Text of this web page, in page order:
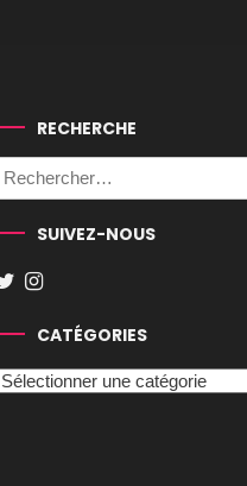
RECHERCHE
SUIVEZ-NOUS
CATÉGORIES